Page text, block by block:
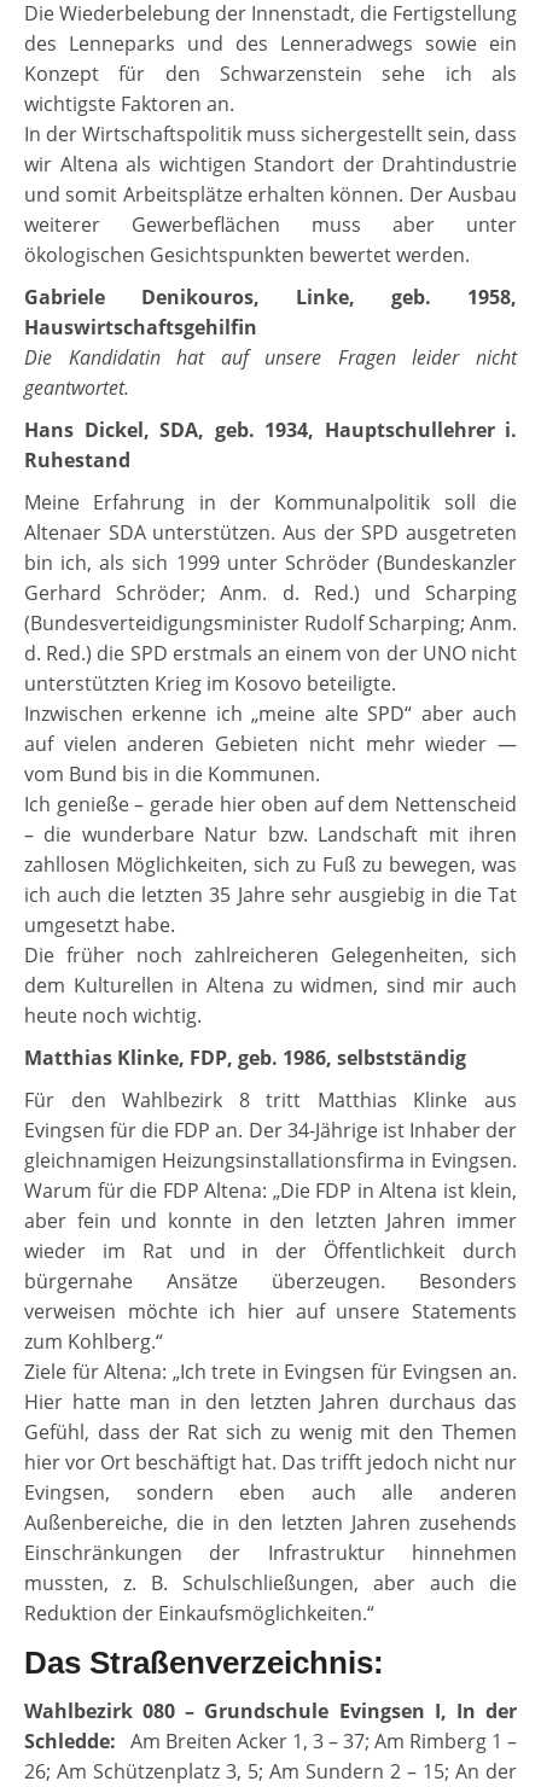
Die Wiederbelebung der Innenstadt, die Fertigstellung
des Lenneparks und des Lenneradwegs sowie ein
Konzept für den Schwarzenstein sehe ich als
wichtigste Faktoren an.
In der Wirtschaftspolitik muss sichergestellt sein, dass
wir Altena als wichtigen Standort der Drahtindustrie
und somit Arbeitsplätze erhalten können. Der Ausbau
weiterer Gewerbeflächen muss aber unter
ökologischen Gesichtspunkten bewertet werden.
Gabriele Denikouros, Linke, geb. 1958,
Hauswirtschaftsgehilfin
Die Kandidatin hat auf unsere Fragen leider nicht
geantwortet.
Hans Dickel, SDA, geb. 1934, Hauptschullehrer i.
Ruhestand
Meine Erfahrung in der Kommunalpolitik soll die
Altenaer SDA unterstützen. Aus der SPD ausgetreten
bin ich, als sich 1999 unter Schröder (Bundeskanzler
Gerhard Schröder; Anm. d. Red.) und Scharping
(Bundesverteidigungsminister Rudolf Scharping; Anm.
d. Red.) die SPD erstmals an einem von der UNO nicht
unterstützten Krieg im Kosovo beteiligte.
Inzwischen erkenne ich „meine alte SPD“ aber auch
auf vielen anderen Gebieten nicht mehr wieder —
vom Bund bis in die Kommunen.
Ich genieße – gerade hier oben auf dem Nettenscheid
– die wunderbare Natur bzw. Landschaft mit ihren
zahllosen Möglichkeiten, sich zu Fuß zu bewegen, was
ich auch die letzten 35 Jahre sehr ausgiebig in die Tat
umgesetzt habe.
Die früher noch zahlreicheren Gelegenheiten, sich
dem Kulturellen in Altena zu widmen, sind mir auch
heute noch wichtig.
Matthias Klinke, FDP, geb. 1986, selbstständig
Für den Wahlbezirk 8 tritt Matthias Klinke aus
Evingsen für die FDP an. Der 34-Jährige ist Inhaber der
gleichnamigen Heizungsinstallationsfirma in Evingsen.
Warum für die FDP Altena: „Die FDP in Altena ist klein,
aber fein und konnte in den letzten Jahren immer
wieder im Rat und in der Öffentlichkeit durch
bürgernahe Ansätze überzeugen. Besonders
verweisen möchte ich hier auf unsere Statements
zum Kohlberg.“
Ziele für Altena: „Ich trete in Evingsen für Evingsen an.
Hier hatte man in den letzten Jahren durchaus das
Gefühl, dass der Rat sich zu wenig mit den Themen
hier vor Ort beschäftigt hat. Das trifft jedoch nicht nur
Evingsen, sondern eben auch alle anderen
Außenbereiche, die in den letzten Jahren zusehends
Einschränkungen der Infrastruktur hinnehmen
mussten, z. B. Schulschließungen, aber auch die
Reduktion der Einkaufsmöglichkeiten.“
Das Straßenverzeichnis:
Wahlbezirk 080 – Grundschule Evingsen I, In der
Schledde: Am Breiten Acker 1, 3 – 37; Am Rimberg 1 –
26; Am Schützenplatz 3, 5; Am Sundern 2 – 15; An der